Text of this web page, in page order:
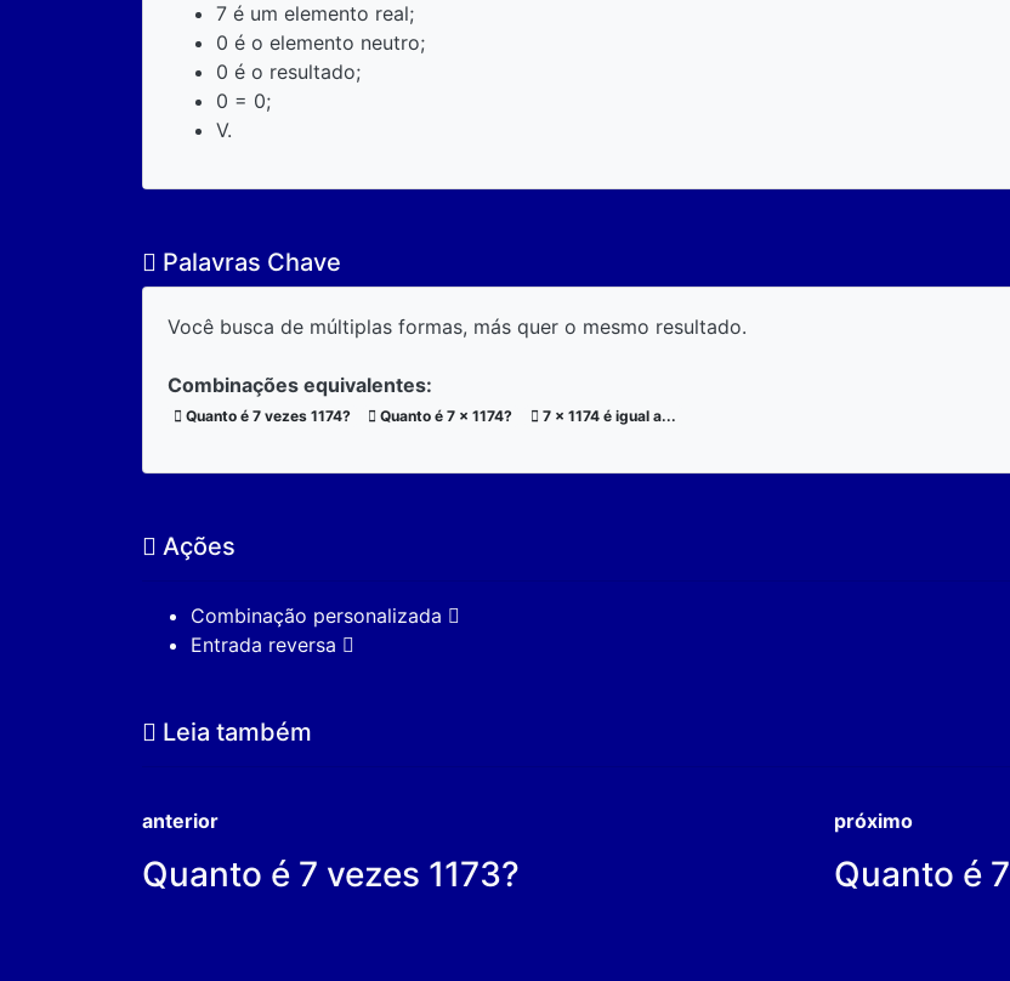
7 é um elemento real;
0 é o elemento neutro;
0 é o resultado;
0 = 0;
V.
Palavras Chave
Você busca de múltiplas formas, más quer o mesmo resultado.
Combinações equivalentes:
Quanto é 7 vezes 1174? Quanto é 7 x 1174? 7 x 1174 é igual a...
Ações
Combinação personalizada
Entrada reversa
Leia também
anterior
Quanto é 7 vezes 1173?
próximo
Quanto é